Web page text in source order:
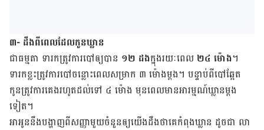
៣- ដឹង​ពី​ពេល​ដែល​កូន​ឃ្លាន​
ជា​ធម្មតា ​ទារក​ត្រូវ​ការបៅ​ឲ្យ​បាន ១២ ដង​ក្នុង​រយៈពេល ២៤ ម៉ោង។
ទារក​ខ្លះ​ត្រូវ​ការ​បៅ​ចន្លោះ​ពេល​សម្រាក ៣ ម៉ោង​ម្តង។ បន្ទាប់​ពី​បៅ​ឆ្អែត ​
កូន​​​ត្រូវ​ការ​គេង​រហូត​ដល់​ទៅ ៤ ម៉ោង​ មុន​ពេល​មាន​អារម្មណ៍​ឃ្លាន​ម្តង​
ទៀត។
អាអូន​​នឹង​បង្ហាញ​ពី​សញ្ញា​មួយ​ចំនួន​ឲ្យ​យើង​​​ដឹង​ថា​គេ​កំពុង​ឃ្លាន​ ​​ដូច​ជា ​លា​